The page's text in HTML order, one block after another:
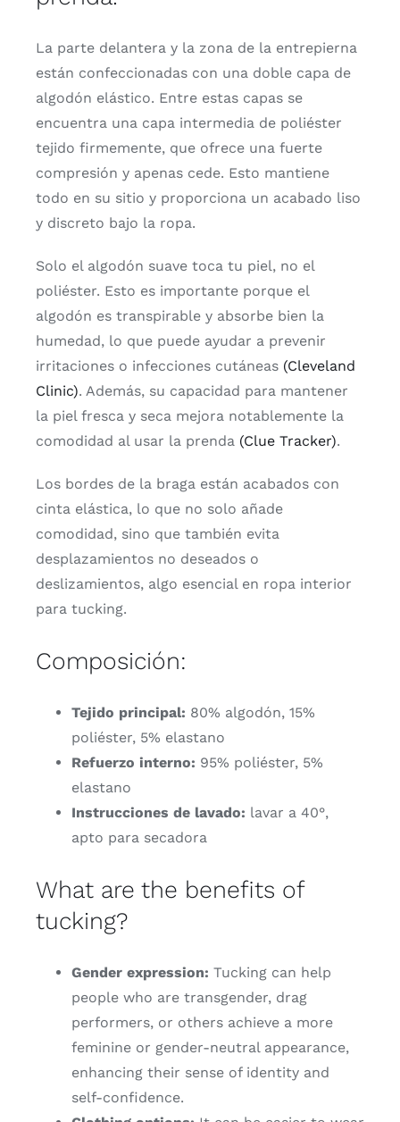
La parte delantera y la zona de la entrepierna
están confeccionadas con una doble capa de
algodón elástico. Entre estas capas se
encuentra una capa intermedia de poliéster
tejido firmemente, que ofrece una fuerte
compresión y apenas cede. Esto mantiene
todo en su sitio y proporciona un acabado liso
y discreto bajo la ropa.
Solo el algodón suave toca tu piel, no el
poliéster. Esto es importante porque el
algodón es transpirable y absorbe bien la
humedad, lo que puede ayudar a prevenir
irritaciones o infecciones cutáneas (Cleveland
Clinic). Además, su capacidad para mantener
la piel fresca y seca mejora notablemente la
comodidad al usar la prenda (Clue Tracker).
Los bordes de la braga están acabados con
cinta elástica, lo que no solo añade
comodidad, sino que también evita
desplazamientos no deseados o
deslizamientos, algo esencial en ropa interior
para tucking.
Composición:
Tejido principal: 80% algodón, 15%
poliéster, 5% elastano
Refuerzo interno: 95% poliéster, 5%
elastano
Instrucciones de lavado: lavar a 40°,
apto para secadora
What are the benefits of
tucking?
Gender expression: Tucking can help
people who are transgender, drag
performers, or others achieve a more
feminine or gender-neutral appearance,
enhancing their sense of identity and
self-confidence.